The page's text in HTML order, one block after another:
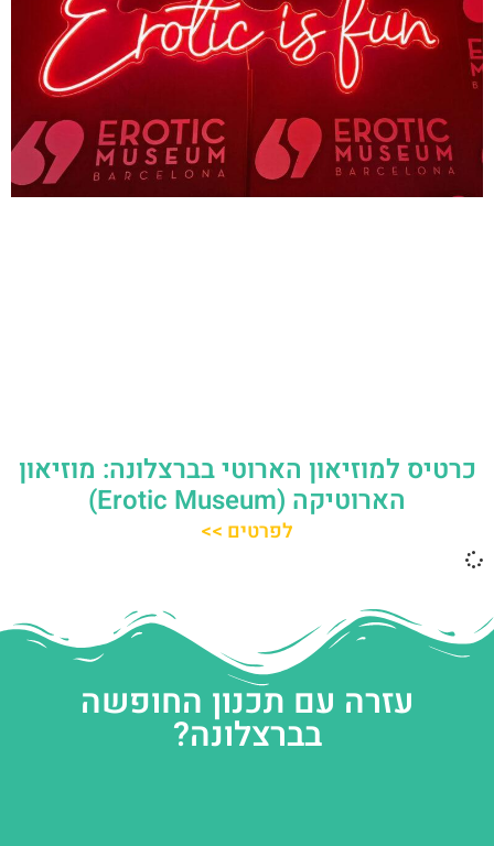
כרטיס למוזיאון הארוטי בברצלונה: מוזיאון
הארוטיקה (Erotic Museum)
לפרטים >>
עזרה עם תכנון החופשה
בברצלונה?